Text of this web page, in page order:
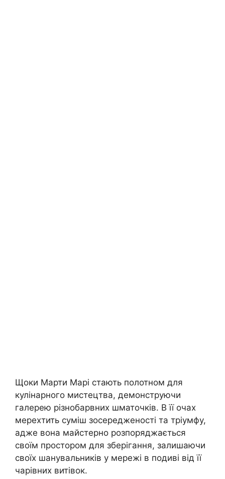
Щоки Марти Марі стають полотном для
кулінарного мистецтва, демонструючи
галерею різнобарвних шматочків. В її очах
мерехтить суміш зосередженості та тріумфу,
адже вона майстерно розпоряджається
своїм простором для зберігання, залишаючи
своїх шанувальників у мережі в подиві від її
чарівних витівок.